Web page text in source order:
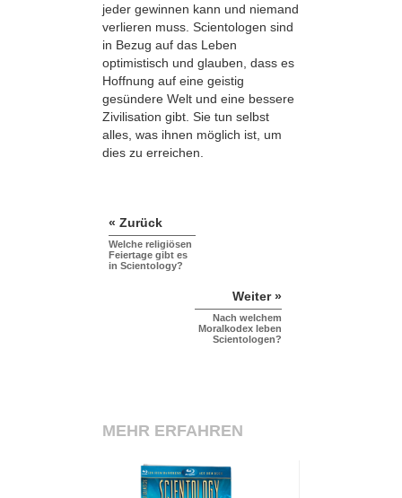
jeder gewinnen kann und niemand
verlieren muss. Scientologen sind
in Bezug auf das Leben
optimistisch und glauben, dass es
Hoffnung auf eine geistig
gesündere Welt und eine bessere
Zivilisation gibt. Sie tun selbst
alles, was ihnen möglich ist, um
dies zu erreichen.
« Zurück
Welche religiösen
Feiertage gibt es
in Scientology?
Weiter »
Nach welchem
Moralkodex leben
Scientologen?
MEHR ERFAHREN